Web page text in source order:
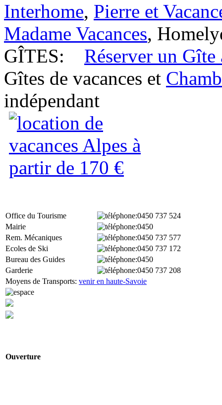
Interhome, Pierre et
Madame Vacances,
GÎTES:
Réserver un
Gîtes de vacances et
indépendant
Office du Tourisme :0450 737 524
Mairie
:0450
Rem. Mécaniques
:0450 737 577
Ecoles de Ski
:0450 737 172
Bureau des Guides
:0450
Garderie
:0450 737 208
Moyens de Transports: venir en haute-Savoie
Ouverture